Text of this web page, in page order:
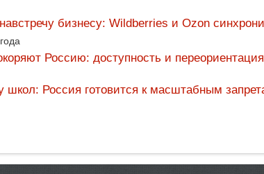
бизнесу: Wildberries и Ozon
Россию: доступность и
школ: Россия готовится к масштабным